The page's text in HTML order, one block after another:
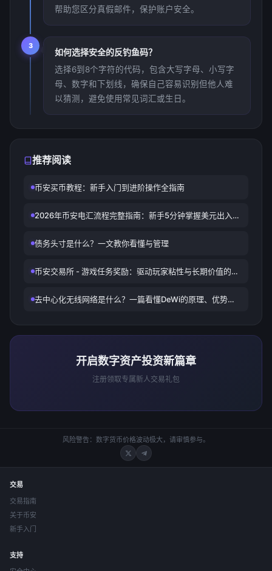
帮助您区分真假邮件，保护账户安全。
3
如何选择安全的反钓鱼码？
选择6到8个字符的代码，包含大写字母、小写字
母、数字和下划线，确保自己容易识别但他人难
以猜测，避免使用常见词汇或生日。
推荐阅读
币安买币教程：新手入门到进阶操作全指南
2026年币安电汇流程完整指南：新手5分钟掌握美元出入金
债务头寸是什么？一文教你看懂与管理
币安交易所 - 游戏任务奖励：驱动玩家粘性与长期价值的核
去中心化无线网络是什么？一篇看懂DeWi的原理、优势与
开启数字资产投资新篇章
注册领取专属新人交易礼包
风险警告：数字货币价格波动极大，请审慎参与。
交易
交易指南
关于币安
新手入门
支持